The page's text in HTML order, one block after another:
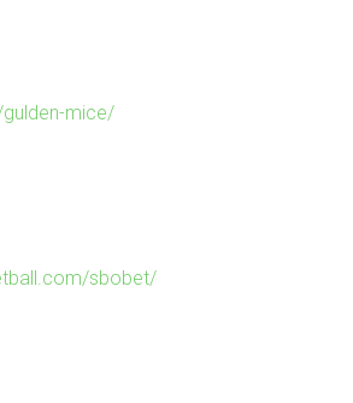
mice/
sbobet/